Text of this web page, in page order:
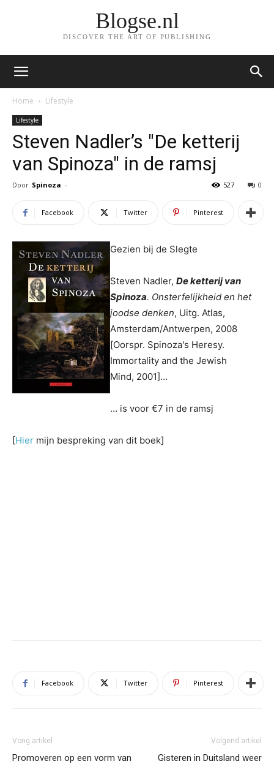
Blogse.nl
DISCOVER THE ART OF PUBLISHING
Home Lifestyle
Lifestyle
Steven Nadler’s "De ketterij
van Spinoza" in de ramsj
Door Spinoza - 0
527
Facebook Twitter Pinterest
Gezien bij de Slegte
Steven Nadler, De ketterij van
Spinoza. Onsterfelijkheid en het
joodse denken, Uitg. Atlas,
Amsterdam/Antwerpen, 2008
[Oorspr. Spinoza's Heresy.
Immortality and the Jewish
Mind, 2001]…
… is voor €7 in de ramsj
[Hier mijn bespreking van dit boek]
Facebook Twitter Pinterest
Vorig artikel
Promoveren op een vorm van
Volgend artikel
Gisteren in Duitsland weer